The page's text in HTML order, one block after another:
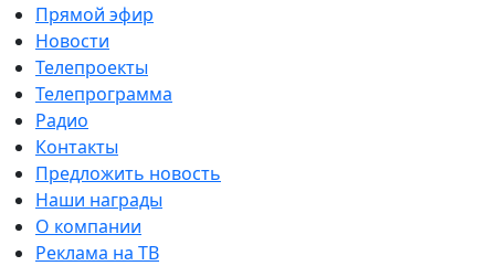
Прямой эфир
Новости
Телепроекты
Телепрограмма
Радио
Контакты
Предложить новость
Наши награды
О компании
Реклама на ТВ